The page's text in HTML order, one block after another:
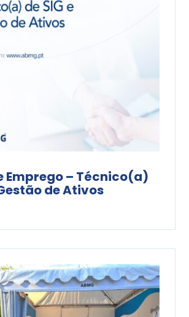
Emprego – Técnico(a)
de Ativos